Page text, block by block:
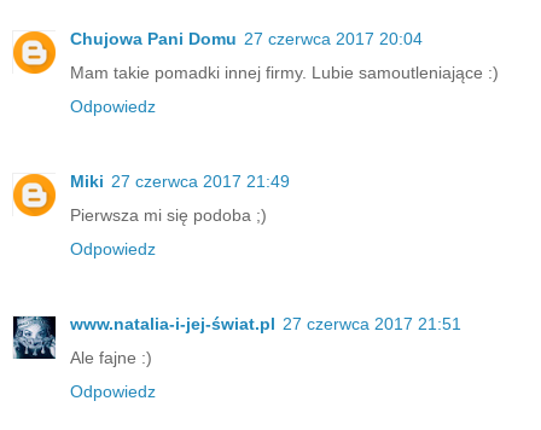
Chujowa Pani Domu 27 czerwca 2017 20:04
Mam takie pomadki innej firmy. Lubie samoutleniające :)
Odpowiedz
Miki 27 czerwca 2017 21:49
Pierwsza mi się podoba ;)
Odpowiedz
www.natalia-i-jej-świat.pl 27 czerwca 2017 21:51
Ale fajne :)
Odpowiedz